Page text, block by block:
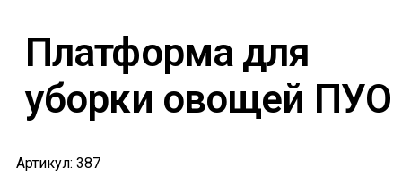
Платформа для
уборки овощей ПУО
Артикул: 387